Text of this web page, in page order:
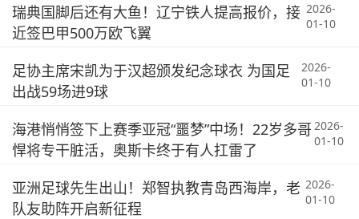
瑞典国脚后还有大鱼！辽宁铁人提高报价，接
近签巴甲500万欧飞翼
2026-
01-10
足协主席宋凯为于汉超颁发纪念球衣 为国足
出战59场进9球
2026-
01-10
海港悄悄签下上赛季亚冠“噩梦”中场！22岁多哥
悍将专干脏活，奥斯卡终于有人扛雷了
2026-
01-10
亚洲足球先生出山！郑智执教青岛西海岸，老
队友助阵开启新征程
2026-
01-10